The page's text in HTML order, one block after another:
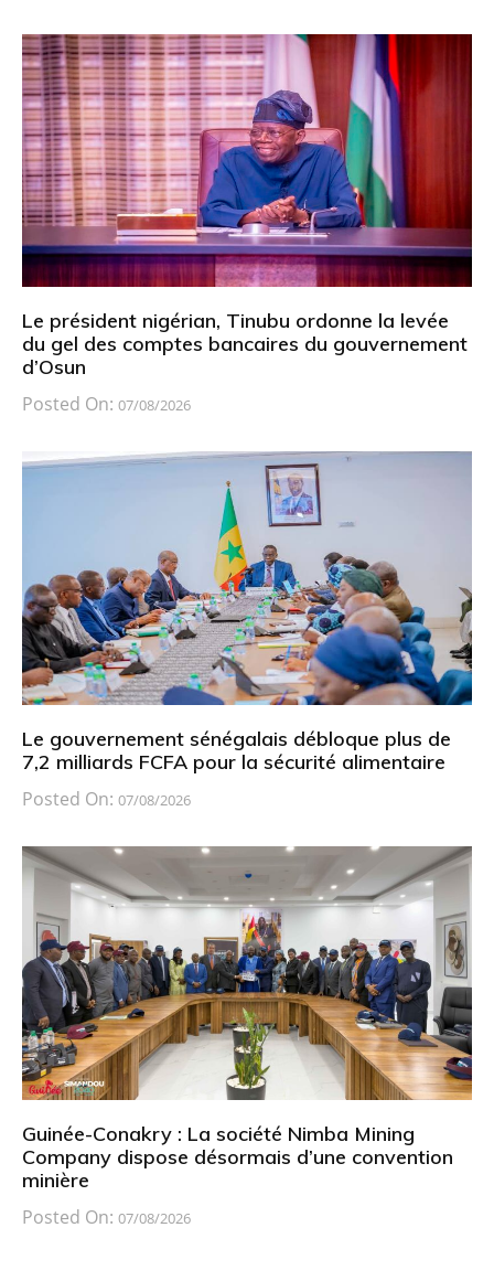
Le président nigérian, Tinubu ordonne la levée
du gel des comptes bancaires du gouvernement
d’Osun
Posted On: 07/08/2026
Le gouvernement sénégalais débloque plus de
7,2 milliards FCFA pour la sécurité alimentaire
Posted On: 07/08/2026
Guinée-Conakry : La société Nimba Mining
Company dispose désormais d’une convention
minière
Posted On: 07/08/2026